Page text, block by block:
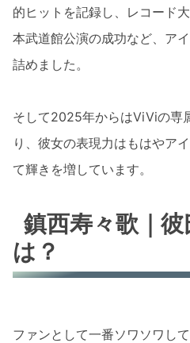
的ヒットを記録し、レコード
本武道館公演の成功など、ア
詰めました。
そして2025年からはViViの専
り、彼女の表現力はもはやア
て輝きを増しています。
鎮西寿々歌｜
は？
ファンとして一番ソワソワし